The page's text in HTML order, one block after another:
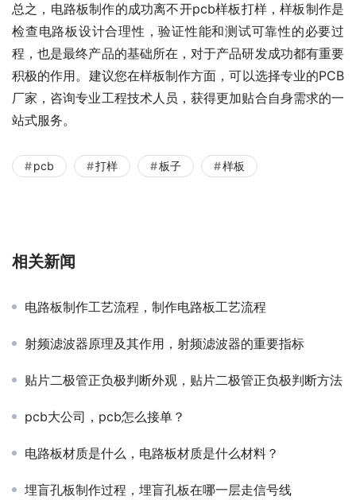
总之，电路板制作的成功离不开pcb样板打样，样板制作是
检查电路板设计合理性，验证性能和测试可靠性的必要过
程，也是最终产品的基础所在，对于产品研发成功都有重要
积极的作用。建议您在样板制作方面，可以选择专业的PCB
厂家，咨询专业工程技术人员，获得更加贴合自身需求的一
站式服务。
pcb 打样 板子 样板
相关新闻
电路板制作工艺流程，制作电路板工艺流程
射频滤波器原理及其作用，射频滤波器的重要指标
贴片二极管正负极判断外观，贴片二极管正负极判断方法
pcb大公司，pcb怎么接单？
电路板材质是什么，电路板材质是什么材料？
埋盲孔板制作过程，埋盲孔板在哪一层走信号线